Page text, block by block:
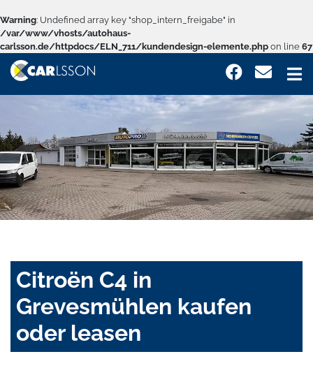
Warning: Undefined array key "shop_intern_freigabe" in
/var/www/vhosts/autohaus-
carlsson.de/httpdocs/ELN_711/kundendesign-elemente.php on line 67
Citroën C4 in
Grevesmühlen kaufen
oder leasen